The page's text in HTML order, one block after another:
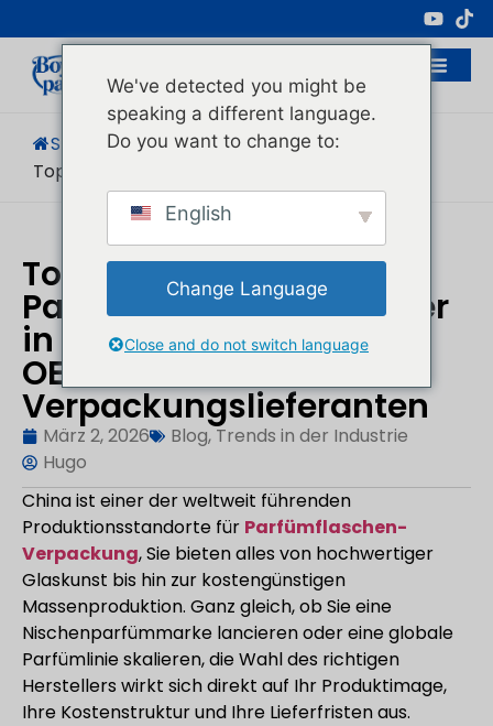
Kosmetikverpackungen
Startseite / Blog / Trends In Der Industrie
Top 5 Der Besten Parfüms...
Top 5 der besten
Parfümflaschenhersteller
in China: Zuverlässige
OEM-
Verpackungslieferanten
März 2, 2026 Blog, Trends in der Industrie
Hugo
China ist einer der weltweit führenden
Produktionsstandorte für Parfümflaschen-
Verpackung, Sie bieten alles von hochwertiger
Glaskunst bis hin zur kostengünstigen
Massenproduktion. Ganz gleich, ob Sie eine
Nischenparfümmarke lancieren oder eine globale
Parfümlinie skalieren, die Wahl des richtigen
Herstellers wirkt sich direkt auf Ihr Produktimage,
Ihre Kostenstruktur und Ihre Lieferfristen aus.
We've detected you might be
speaking a different language.
Do you want to change to:
English
Change Language
Close and do not switch language